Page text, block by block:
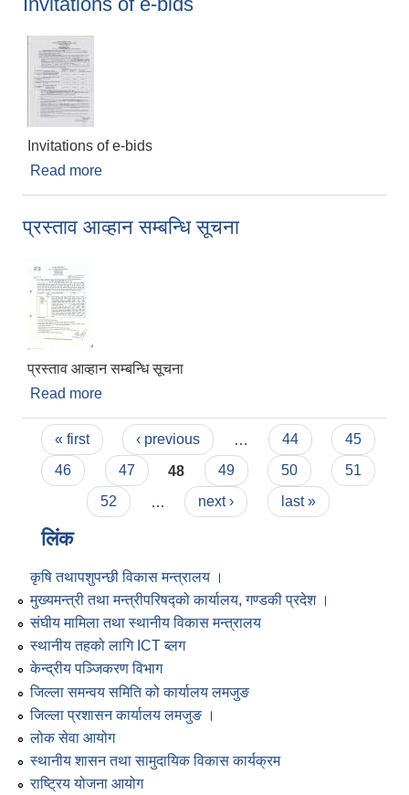
Invitations of e-bids
Read more
प्रस्ताव आव्हान सम्बन्धि सूचना
प्रस्ताव आव्हान सम्बन्धि सूचना
Read more
Pages
« first ‹ previous 44
45
46
47 48 49 50
51
52
next › last »
लिंक
कृषि तथापशुपन्छी विकास मन्त्रालय ।
मुख्यमन्त्री तथा मन्त्रीपरिषद्को कार्यालय, गण्डकी प्रदेश ।
संघीय मामिला तथा स्थानीय विकास मन्त्रालय
स्थानीय तहको लागि ICT ब्लग
केन्द्रीय पञ्जिकरण विभाग
जिल्ला समन्वय समिति को कार्यालय लमजुङ
जिल्ला प्रशासन कार्यालय लमजुङ ।
लोक सेवा आयोग
स्थानीय शासन तथा सामुदायिक विकास कार्यक्रम
राष्ट्रिय योजना आयोग